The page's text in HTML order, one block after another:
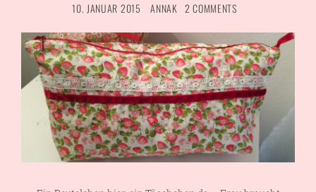
10. JANUAR 2015 ANNAK 2 COMMENTS